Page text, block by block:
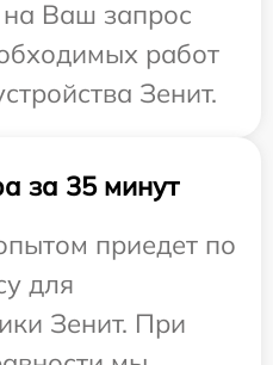
на Ваш запрос
работ
Зенит.
за 35 минут
приедет по
для
Зенит. При